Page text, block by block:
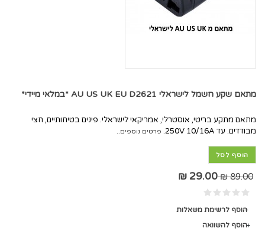
מתאם שקע חשמל לישראלי AU US UK EU D2621 *במלאי מיידי*
מתאם מתקע בריטי, אוסטרלי, אמריקאי לישראלי. פינים בטיחותיים, חצי
מבודדים. עד 250V 10/16A.
פרטים נוספים..
הוסף לסל
89.00 ₪
29.00 ₪
הוסף לרשימת משאלות
הוסף להשוואה